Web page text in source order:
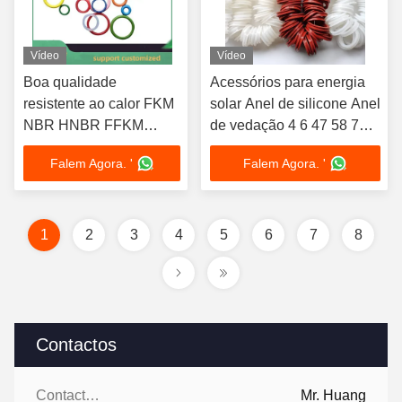
Contactos
Contactos: Mr. Huang
Vídeo
Boa qualidade
resistente ao calor FKM
NBR HNBR FFKM
vedações de borracha
ignífugas Lavadora
borracha O Anel cor
Falem Agora. '
Vídeo
Acessórios para energia
solar Anel de silicone Anel
de vedação 4 6 47 58 70
Acessórios para
aquecedores de água
solares
Falem Agora. '
1 2 3 4 5 6 7 8